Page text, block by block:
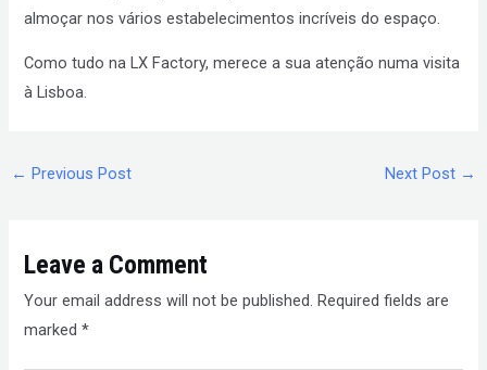
almoçar nos vários estabelecimentos incríveis do espaço.
Como tudo na LX Factory, merece a sua atenção numa visita
à Lisboa.
← Previous Post Next Post →
Leave a Comment
Your email address will not be published. Required fields are
marked*